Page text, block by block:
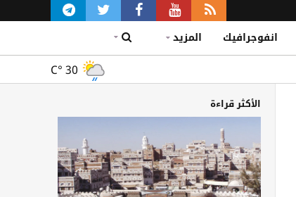
انفوجرافيك المزيد
C° 30
الأكثر قراءة